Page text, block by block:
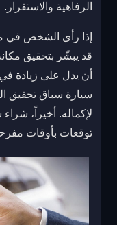
الرفاهية والاستقرار.
إذا رأى الشخص في
قد يبشّر بتحقيق
أن يدل على زيادة
سيارة سباق تحقيق
لإكماله. أخيراً،
توقعات بأوقات